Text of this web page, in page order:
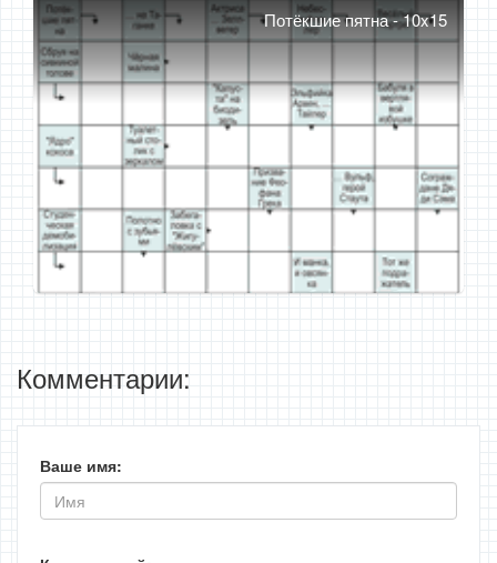
Потёкшие пятна - 10x15
Комментарии:
Ваше имя: